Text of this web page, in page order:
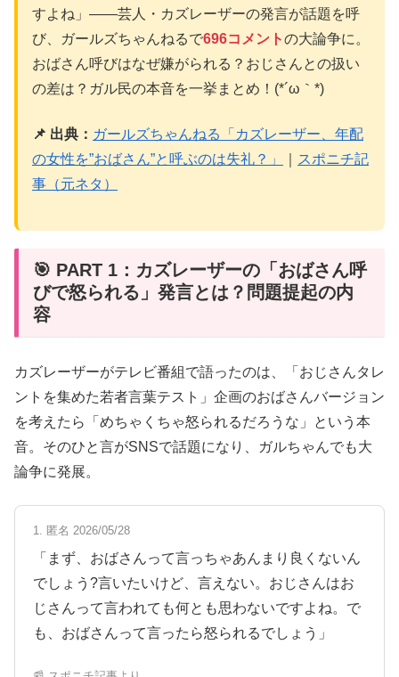
すよね」——芸人・カズレーザーの発言が話題を呼
び、ガールズちゃんねるで696コメントの大論争に。
おばさん呼びはなぜ嫌がられる？おじさんとの扱い
の差は？ガル民の本音を一挙まとめ！(*´ω｀*)
📌 出典： ガールズちゃんねる「カズレーザー、年配
の女性を”おばさん”と呼ぶのは失礼？」
スポニチ記
事（元ネタ）
🎯 PART 1：カズレーザーの「おばさん呼
びで怒られる」発言とは？問題提起の内
容
カズレーザーがテレビ番組で語ったのは、「おじさんタレ
ントを集めた若者言葉テスト」企画のおばさんバージョン
を考えたら「めちゃくちゃ怒られるだろうな」という本
音。そのひと言がSNSで話題になり、ガルちゃんでも大
論争に発展。
1. 匿名 2026/05/28
「まず、おばさんって言っちゃあんまり良くないん
でしょう?言いたいけど、言えない。おじさんはお
じさんって言われても何とも思わないですよね。で
も、おばさんって言ったら怒られるでしょう」